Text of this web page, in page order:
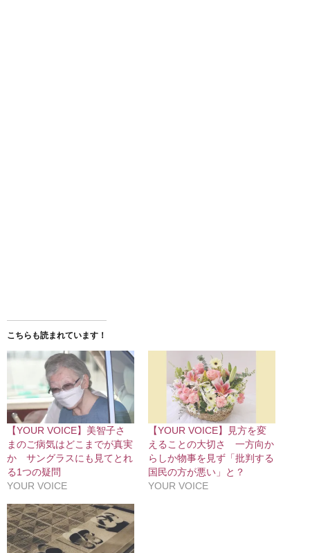
こちらも読まれています！
【YOUR VOICE】美智子さ
まのご病気はどこまでが真実
か サングラスにも見てとれ
る1つの疑問
YOUR VOICE
【YOUR VOICE】見方を変
えることの大切さ 一方向か
らしか物事を見ず「批判する
国民の方が悪い」と？
YOUR VOICE